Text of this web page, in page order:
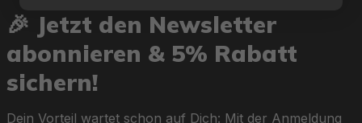
🎉 Jetzt den Newsletter
abonnieren & 5% Rabatt
sichern!
Dein Vorteil wartet schon auf Dich: Mit der Anmeldung